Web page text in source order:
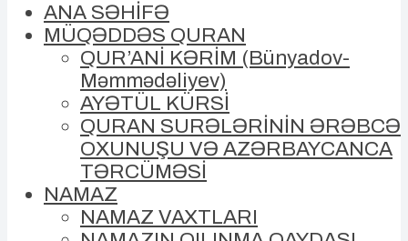
ANA SƏHİFƏ
MÜQƏDDƏS QURAN
QUR’ANİ KƏRİM (Bünyadov-
Məmmədəliyev)
AYƏTÜL KÜRSİ
QURAN SURƏLƏRİNİN ƏRƏBCƏ
OXUNUŞU VƏ AZƏRBAYCANCA
TƏRCÜMƏSİ
NAMAZ
NAMAZ VAXTLARI